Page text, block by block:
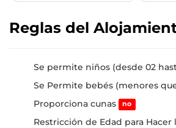
Reglas del
Se permite niños (desde 02
Se Permite bebés (menores
Proporciona cunas no
Restricción de Edad para Hacer